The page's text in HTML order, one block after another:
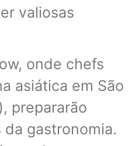
valiosas
onde chefs
asiática em São
prepararão
gastronomia.